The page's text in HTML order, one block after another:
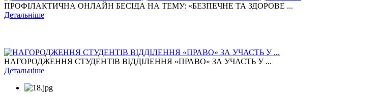
ПРОФІЛАКТИЧНА ОНЛАЙН БЕСІДА НА ТЕМУ: «БЕЗПЕЧНЕ ТА ЗДОРОВЕ ...
Детальніше
НАГОРОДЖЕННЯ СТУДЕНТІВ ВІДДІЛЕННЯ «ПРАВО» ЗА УЧАСТЬ У ...
Детальніше